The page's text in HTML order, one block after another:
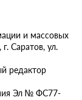
и массовых
Саратов, ул.
редактор
Эл № ФС77-